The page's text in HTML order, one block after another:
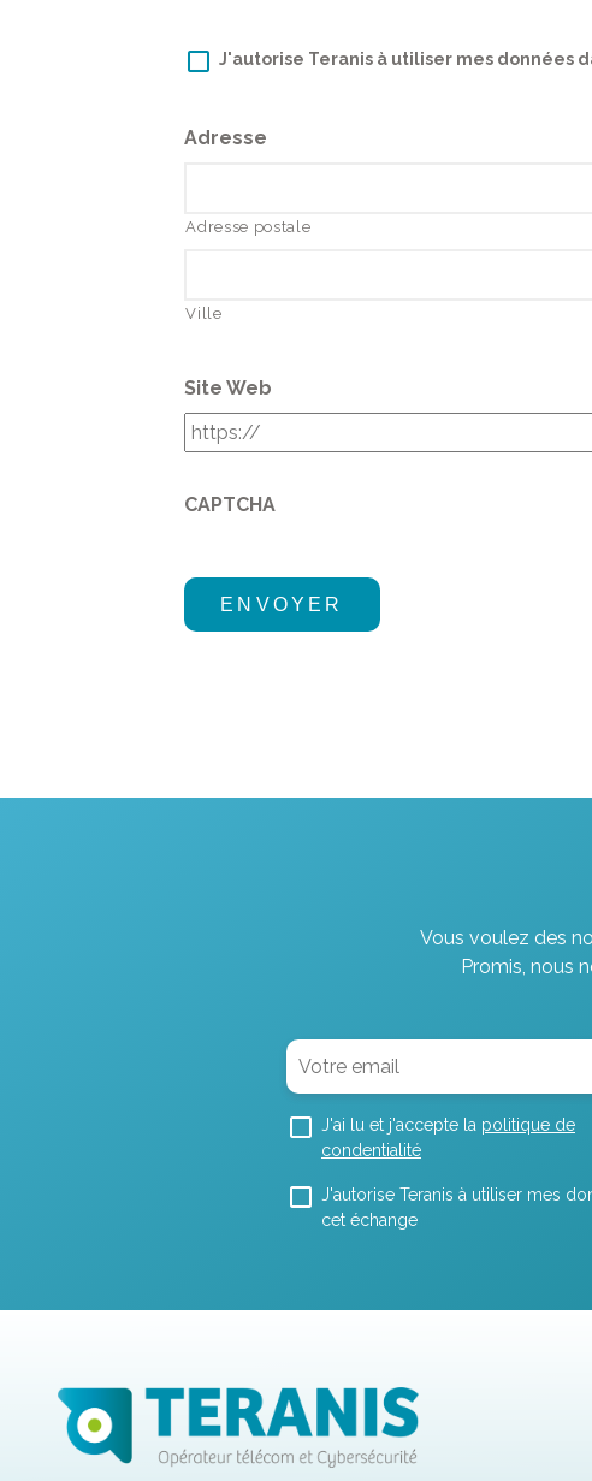
RGPD *
J'autorise Teranis à utiliser mes données
Adresse
Adresse postale
Ville
Site Web
CAPTCHA
Vous voulez des
Promis, nous
J'ai lu et j'accepte la politique de
condentialité
J'autorise Teranis à utiliser mes
cet échange